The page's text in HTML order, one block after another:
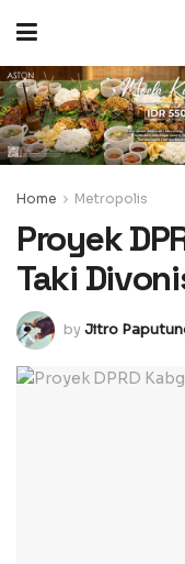
Home Metropolis
Proyek
Taki
byJitro